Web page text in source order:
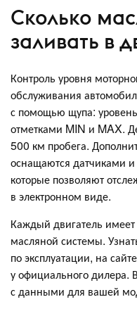
Сколько
заливать в
Контроль уровня
обслуживания
с помощью щупа:
отметками MIN и MAX.
500 км пробега.
оснащаются датчиками
которые позволяют
в электронном виде.
Каждый двигатель
масляной системы.
по эксплуатации, на
у официального дилера.
с данными для вашей